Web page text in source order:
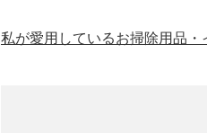
私が愛用しているお掃除用品